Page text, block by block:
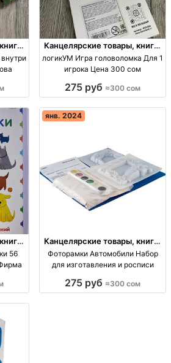
Канцелярские товары, книги,
учебники
логикУМ Игра головоломка Для 1
игрока Цена 300 сом
275 руб ≈300 сом
56
янв. 2024
Канцелярские товары, книги,
учебники
Фоторамки Автомобили Набор
для изготавления и росписи
275 руб ≈300 сом